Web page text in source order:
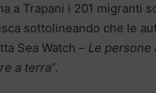
a Trapani i 201 migranti
sottolineando che le
Sea Watch – Le persone
a terra“.